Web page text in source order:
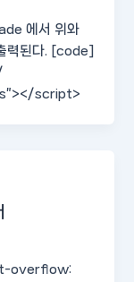
에서 위와
력된다. [code]
script>
overflow: